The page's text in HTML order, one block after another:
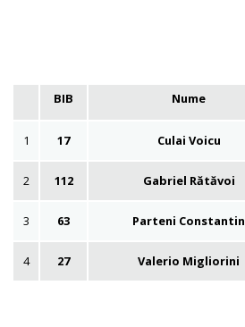
BIB Nume
1 17 Culai Voicu
2 112 Gabriel Rătăvoi
3 63 Parteni Constantin
4 27 Valerio Migliorini